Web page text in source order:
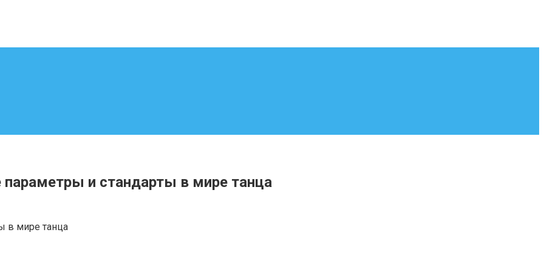
и стандарты в мире танца